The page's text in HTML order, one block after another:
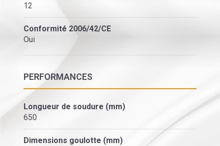
12
Conformité 2006/42/CE
Oui
PERFORMANCES
Longueur de soudure (mm)
650
Dimensions goulotte (mm)